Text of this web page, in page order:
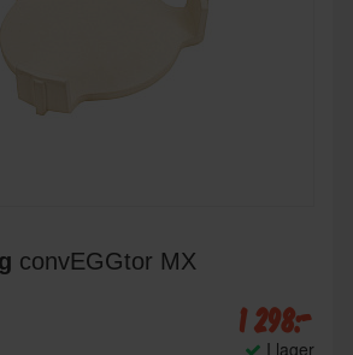
convEGGtor MX
1 298:-
I lager